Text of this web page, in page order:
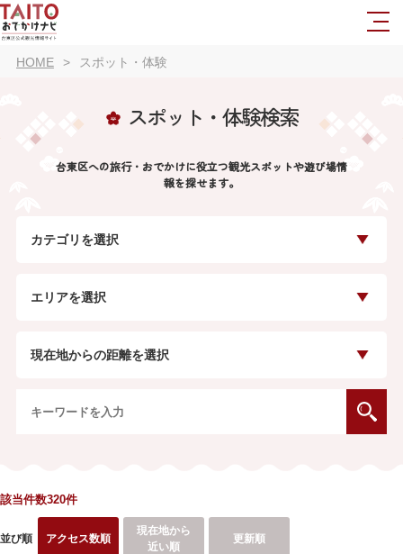
HOME スポット・体験
スポット・体験検索
台東区への旅行・おでかけに役立つ観光スポットや遊び場情
報を探せます。
カテゴリを選択
エリアを選択
現在地からの距離を選択
該当件数320件
並び順 アクセス数順
現在地から
近い順
更新順